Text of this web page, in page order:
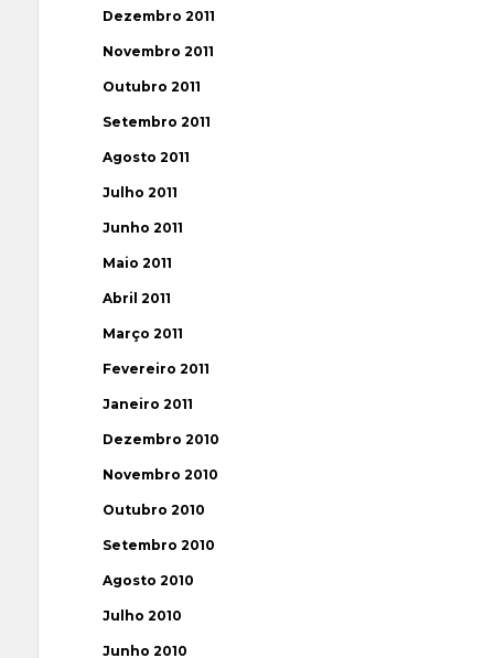
Dezembro 2011
Novembro 2011
Outubro 2011
Setembro 2011
Agosto 2011
Julho 2011
Junho 2011
Maio 2011
Abril 2011
Março 2011
Fevereiro 2011
Janeiro 2011
Dezembro 2010
Novembro 2010
Outubro 2010
Setembro 2010
Agosto 2010
Julho 2010
Junho 2010